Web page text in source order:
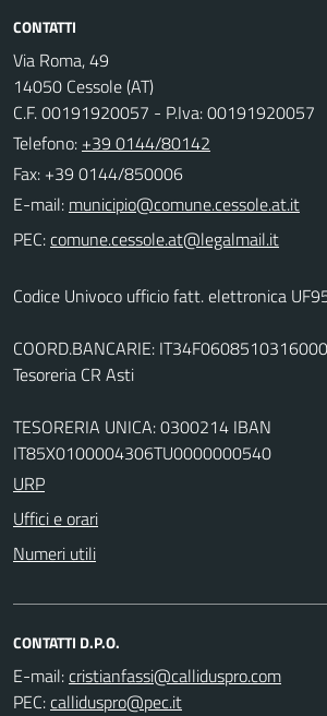
CONTATTI
Via Roma, 49
14050 Cessole (AT)
C.F. 00191920057 - P.Iva: 00191920057
Telefono: +39 0144/80142
Fax: +39 0144/850006
E-mail:
PEC:
Codice Univoco ufficio fatt. elettronica
COORD.BANCARIE:
Tesoreria CR Asti
TESORERIA UNICA: 0300214 IBAN
IT85X0100004306TU0000000540
URP
Uffici e orari
Numeri utili
CONTATTI D.P.O.
E-mail:
PEC: